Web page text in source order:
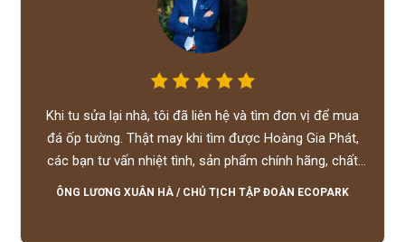
Khi tu sửa lại nhà, tôi đã liên hệ và tìm đơn vị để mua
đá ốp tường. Thật may khi tìm được Hoàng Gia Phát,
các bạn tư vấn nhiệt tình, sản phẩm chính hãng, chất
lượng tốt, giá hợp lý, hỗ trợ tận tình.
ÔNG LƯƠNG XUÂN HÀ / CHỦ TỊCH TẬP ĐOÀN ECOPARK